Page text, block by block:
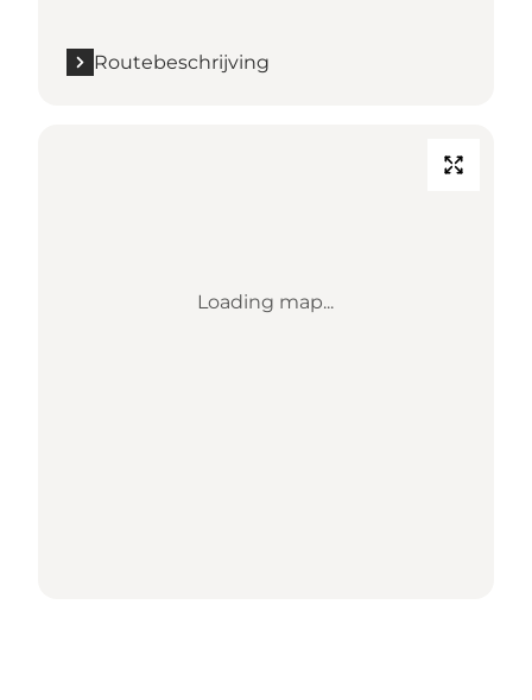
Routebeschrijving
Loading map...